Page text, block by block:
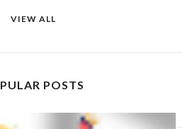
VIEW ALL
POSTS